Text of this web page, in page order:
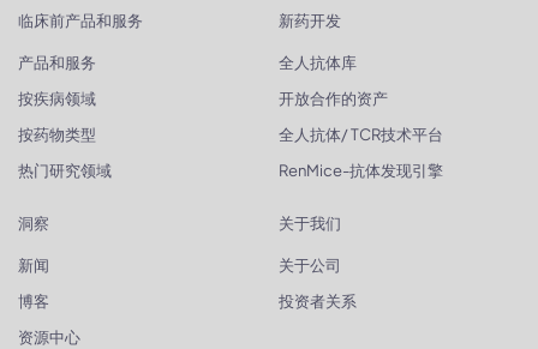
临床前产品和服务
产品和服务
按疾病领域
按药物类型
热门研究领域
新药开发
全人抗体库
开放合作的资产
全人抗体/ TCR技术平台
RenMice-抗体发现引擎
洞察
新闻
博客
资源中心
关于我们
关于公司
投资者关系